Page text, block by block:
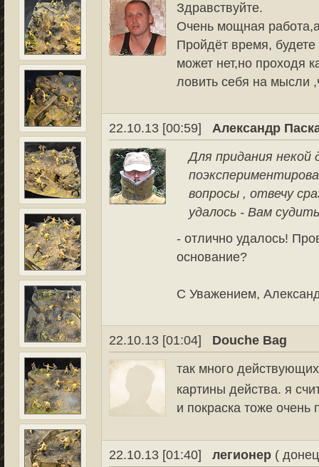
Здравствуйте.
Очень мощная
Пройдёт время,
может нет,но проходя
ловить себя на мысли
22.10.13 [00:59]
Александр
Для придания
вопросы , отвечу
удалось - Вам
- отлично удалось!
основание?
С Уважением,
22.10.13 [01:04]
Douche Bag
так много
картины действа. я
и покраска тоже очень
22.10.13 [01:40] легионер (